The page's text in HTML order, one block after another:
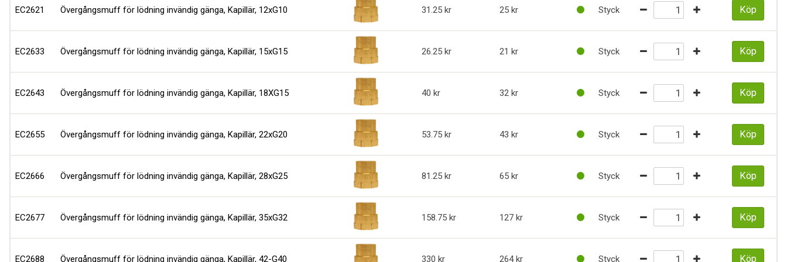
EC2621 Övergångsmuff för lödning invändig gänga, Kapillär, 12xG10 31.25 25 Styck Köp
EC2633 Övergångsmuff för lödning invändig gänga, Kapillär, 15xG15 26.25 21 Styck Köp
EC2643 Övergångsmuff för lödning invändig gänga, Kapillär, 18XG15 40 32 Styck Köp
EC2655 Övergångsmuff för lödning invändig gänga, Kapillär, 22xG20 53.75 43 Styck Köp
EC2666 Övergångsmuff för lödning invändig gänga, Kapillär, 28xG25 81.25 65 Styck Köp
EC2677 Övergångsmuff för lödning invändig gänga, Kapillär, 35xG32 158.75 127 Styck Köp
EC2688 Övergångsmuff för lödning invändig gänga, Kapillär, 42-G40 330 264 Styck Köp